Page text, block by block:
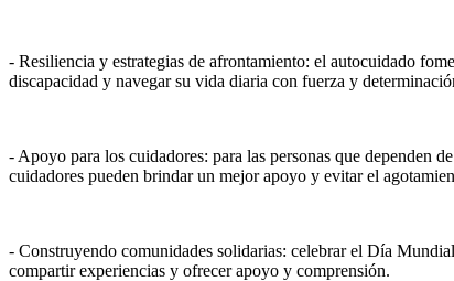
- Resiliencia y estrategias de afrontamiento: el autocuidado
discapacidad y navegar su vida diaria con fuerza y
- Apoyo para los cuidadores: para las personas que dependen
cuidadores pueden brindar un mejor apoyo y evitar el
- Construyendo comunidades solidarias: celebrar el Día
compartir experiencias y ofrecer apoyo y comprensión.